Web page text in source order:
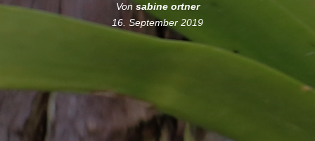
Von sabine ortner
16. September 2019